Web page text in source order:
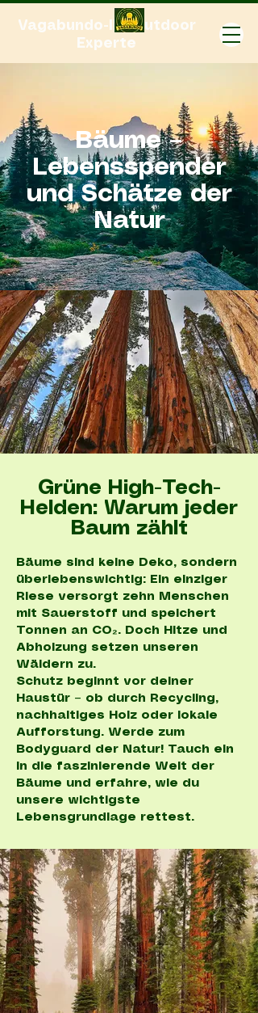
Vagabundo-Ihr Outdoor
Experte
Bäume –
Lebensspender
und Schätze der
Natur
Grüne High-Tech-
Helden: Warum jeder
Baum zählt
Bäume sind keine Deko, sondern
überlebenswichtig: Ein einziger
Riese versorgt zehn Menschen
mit Sauerstoff und speichert
Tonnen an CO₂. Doch Hitze und
Abholzung setzen unseren
Wäldern zu.
Schutz beginnt vor deiner
Haustür – ob durch Recycling,
nachhaltiges Holz oder lokale
Aufforstung. Werde zum
Bodyguard der Natur! Tauch ein
in die faszinierende Welt der
Bäume und erfahre, wie du
unsere wichtigste
Lebensgrundlage rettest.